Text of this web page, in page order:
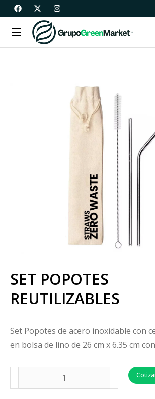
SET POPOTES
REUTILIZABLES
Set Popotes de acero inoxidable con
en bolsa de lino de 26 cm x 6.35 cm